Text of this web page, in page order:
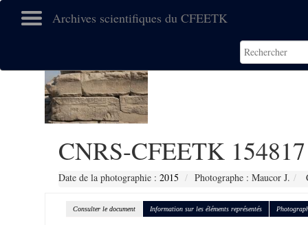
Archives scientifiques du CFEETK
CNRS-CFEETK 154817
Date de la photographie : 2015 Photographe : Maucor J.
Consulter le document Information sur les éléments représentés